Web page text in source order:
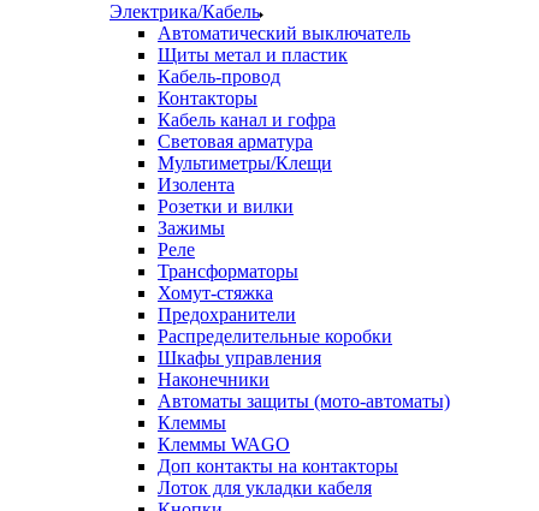
Электрика/Кабель
Автоматический выключатель
Щиты метал и пластик
Кабель-провод
Контакторы
Кабель канал и гофра
Световая арматура
Мультиметры/Клещи
Изолента
Розетки и вилки
Зажимы
Реле
Трансформаторы
Хомут-стяжка
Предохранители
Распределительные коробки
Шкафы управления
Наконечники
Автоматы защиты (мото-автоматы)
Клеммы
Клеммы WAGO
Доп контакты на контакторы
Лоток для укладки кабеля